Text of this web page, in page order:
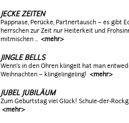
JECKE ZEITEN
Pappnase, Perücke, Partnertausch – es gibt
herrschen zur Zeit nur Heiterkeit und
mitmischen ... <mehr>
JINGLE BELLS
Wenn's in den Ohren klingelt hat man
Weihnachten – klingelingeling! <mehr>
JUBEL JUBILÄUM
Zum Geburtstag viel Glück! Schule-der-
<mehr>